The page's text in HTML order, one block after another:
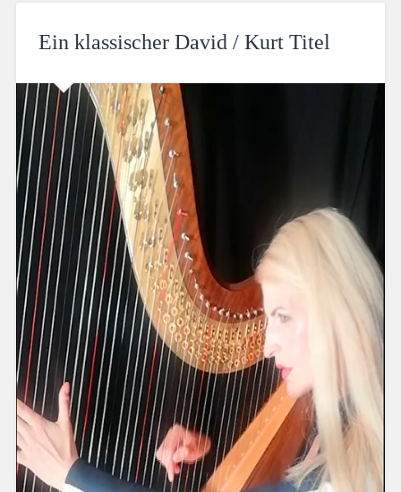
Ein klassischer David / Kurt Titel